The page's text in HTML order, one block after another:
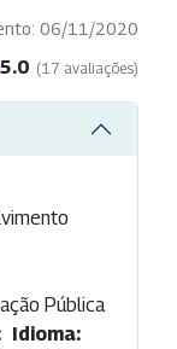
06/11/2020
5.0 (17 avaliações)
Pública
Idioma: